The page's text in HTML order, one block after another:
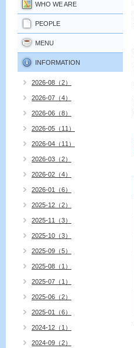
WHO WE ARE
PEOPLE
MENU
INFORMATION
2026-08（2）
2026-07（4）
2026-06（8）
2026-05（11）
2026-04（11）
2026-03（2）
2026-02（4）
2026-01（6）
2025-12（2）
2025-11（3）
2025-10（3）
2025-09（5）
2025-08（1）
2025-07（1）
2025-06（2）
2025-01（6）
2024-12（1）
2024-09（2）